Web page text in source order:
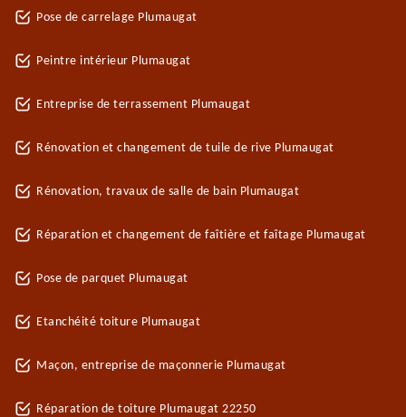
Pose de carrelage Plumaugat
Peintre intérieur Plumaugat
Entreprise de terrassement Plumaugat
Rénovation et changement de tuile de rive Plumaugat
Rénovation, travaux de salle de bain Plumaugat
Réparation et changement de faîtière et faîtage Plumaugat
Pose de parquet Plumaugat
Etanchéité toiture Plumaugat
Maçon, entreprise de maçonnerie Plumaugat
Réparation de toiture Plumaugat 22250